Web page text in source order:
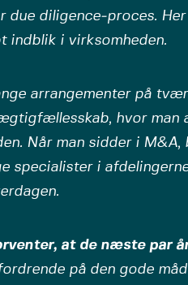
due diligence‑proces.
indblik i virksomheden.
arrangementer på
hvor man
Når man sidder i
specialister i
at de næste par
på den gode